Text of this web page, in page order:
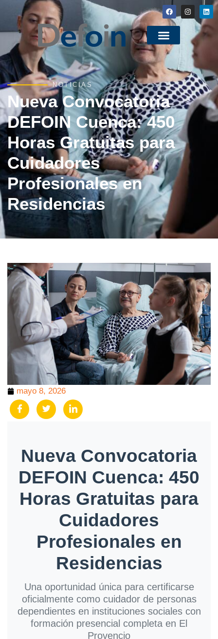
NOTICIAS
Nueva Convocatoria
DEFOIN Cuenca: 450
Horas Gratuitas para
Cuidadores
Profesionales en
Residencias
mayo 8, 2026
Nueva Convocatoria
DEFOIN Cuenca: 450
Horas Gratuitas para
Cuidadores
Profesionales en
Residencias
Una oportunidad única para certificarse
oficialmente como cuidador de personas
dependientes en instituciones sociales con
formación presencial completa en El
Provencio